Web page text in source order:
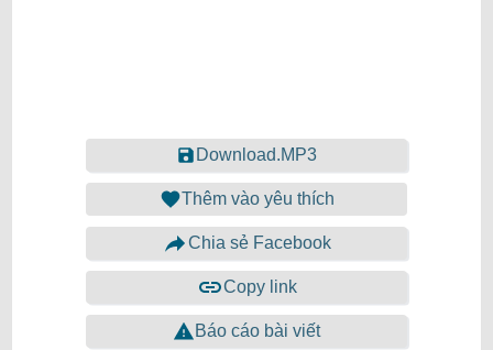
Download.MP3
Thêm vào yêu thích
Chia sẻ Facebook
Copy link
Báo cáo bài viết